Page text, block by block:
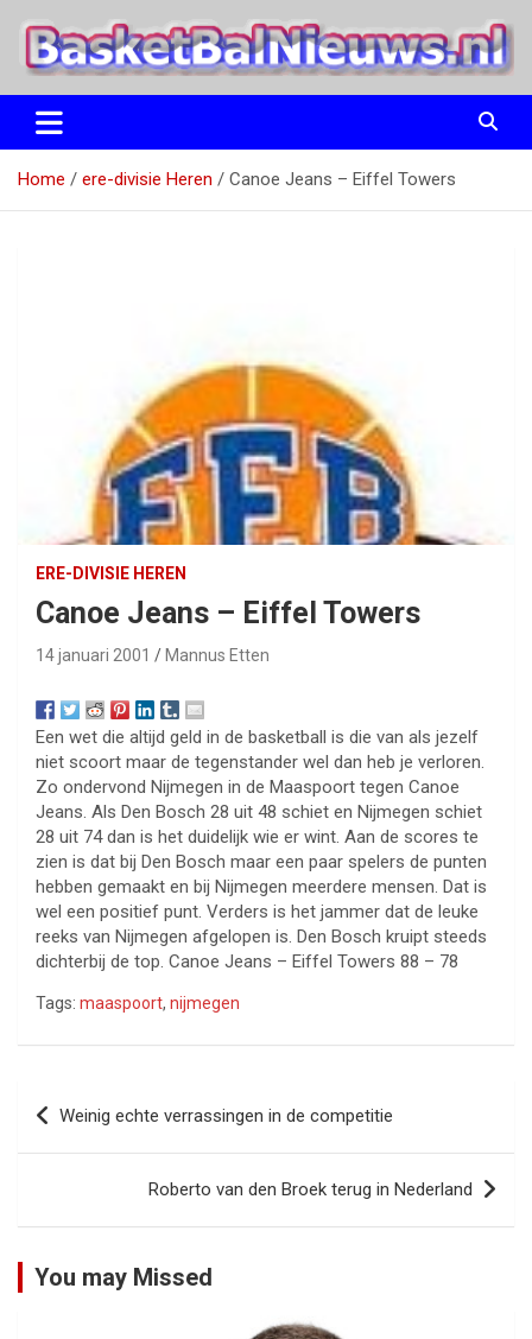
naar
BasketBalNieuws.nl
Etten
Home ere-divisie Heren Canoe Jeans – Eiffel Towers
ERE-DIVISIE HEREN
Canoe Jeans – Eiffel Towers
14 januari 2001 Mannus Etten
Een wet die altijd geld in de basketball is die van als jezelf
niet scoort maar de tegenstander wel dan heb je verloren.
Zo ondervond Nijmegen in de Maaspoort tegen Canoe
Jeans. Als Den Bosch 28 uit 48 schiet en Nijmegen schiet
28 uit 74 dan is het duidelijk wie er wint. Aan de scores te
zien is dat bij Den Bosch maar een paar spelers de punten
hebben gemaakt en bij Nijmegen meerdere mensen. Dat is
wel een positief punt. Verders is het jammer dat de leuke
reeks van Nijmegen afgelopen is. Den Bosch kruipt steeds
dichterbij de top. Canoe Jeans – Eiffel Towers 88 – 78
Tags: maaspoort, nijmegen
Bericht
navigatie
Weinig echte verrassingen in de competitie
Roberto van den Broek terug in Nederland
You may Missed